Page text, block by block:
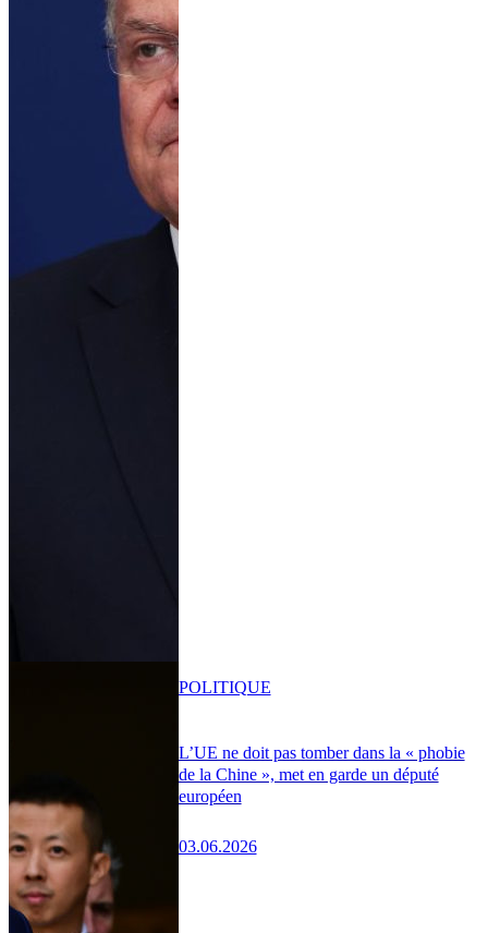
L’UE ne doit pas tomber dans la « phobie
de la Chine », met en garde un député
européen
03.06.2026
POLITIQUE